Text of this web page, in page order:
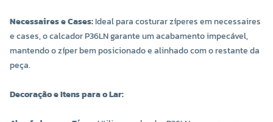
Necessaires e Cases:Ideal para costurar zíperes em necessaires
e cases, o calcador P36LN garante um acabamento impecável,
mantendo o zíper bem posicionado e alinhado com o restante da
peça.
Decoração e Itens para o Lar: